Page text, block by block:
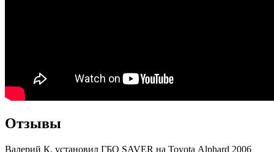
Отзывы
Валерий К. установил ГБО SAVER на Toyota Alphard 2006